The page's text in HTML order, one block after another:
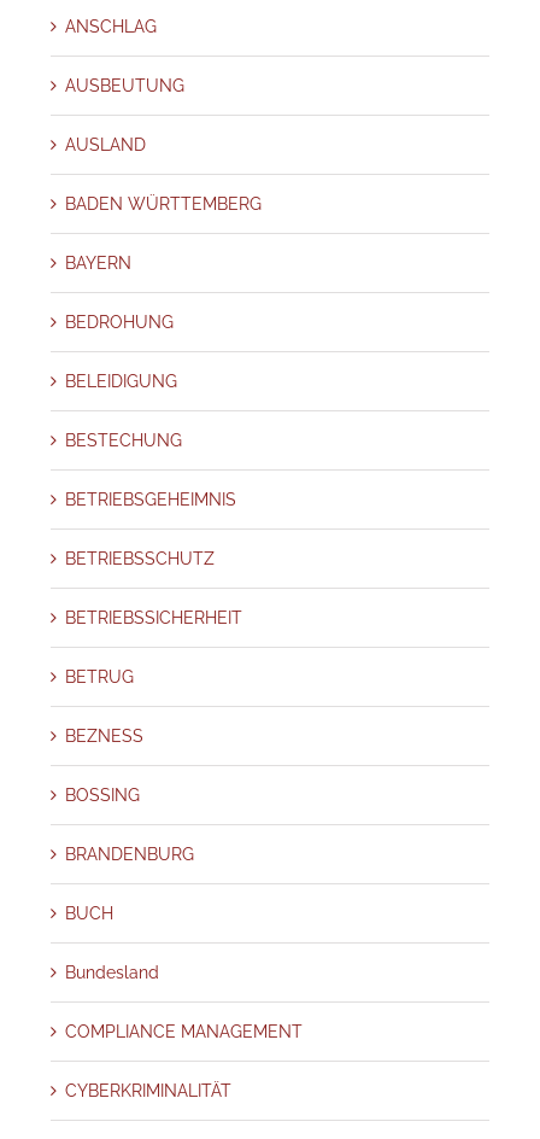
ANSCHLAG
AUSBEUTUNG
AUSLAND
BADEN WÜRTTEMBERG
BAYERN
BEDROHUNG
BELEIDIGUNG
BESTECHUNG
BETRIEBSGEHEIMNIS
BETRIEBSSCHUTZ
BETRIEBSSICHERHEIT
BETRUG
BEZNESS
BOSSING
BRANDENBURG
BUCH
Bundesland
COMPLIANCE MANAGEMENT
CYBERKRIMINALITÄT